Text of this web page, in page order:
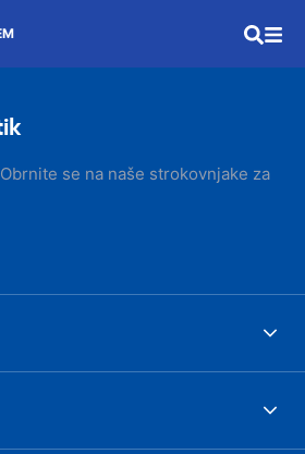
se na naše strokovnjake za